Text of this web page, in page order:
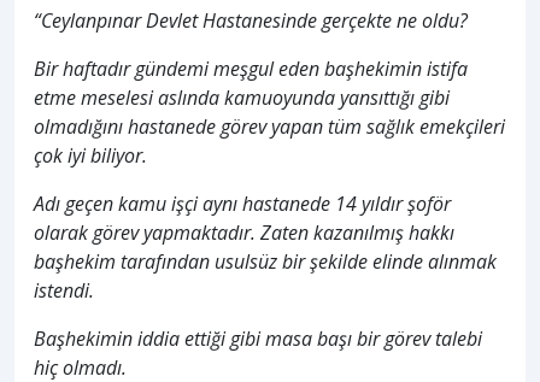
“Ceylanpınar Devlet Hastanesinde gerçekte ne oldu?
Bir haftadır gündemi meşgul eden başhekimin istifa
etme meselesi aslında kamuoyunda yansıttığı gibi
olmadığını hastanede görev yapan tüm sağlık emekçileri
çok iyi biliyor.
Adı geçen kamu işçi aynı hastanede 14 yıldır şoför
olarak görev yapmaktadır. Zaten kazanılmış hakkı
başhekim tarafından usulsüz bir şekilde elinde alınmak
istendi.
Başhekimin iddia ettiği gibi masa başı bir görev talebi
hiç olmadı.